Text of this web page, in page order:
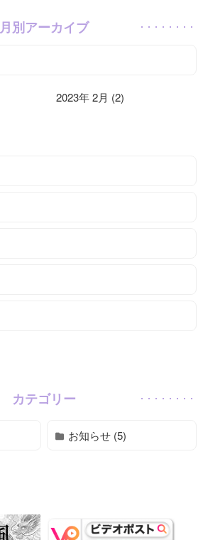
月別アーカイブ
2023年 2月 (2)
カテゴリー
お知らせ (5)